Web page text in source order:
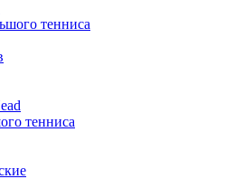
тенниса
тенниса